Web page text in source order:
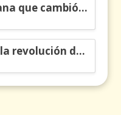
Tatiana Toro: colombiana que cambió la historia de las matemáticas
Ciencia colombiana en la revolución de los órganos en chips